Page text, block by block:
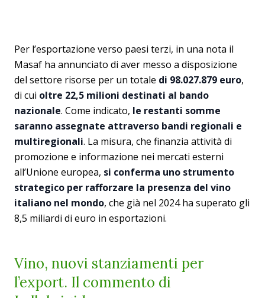
Per l’esportazione verso paesi terzi, in una nota il
Masaf ha annunciato di aver messo a disposizione
del settore risorse per un totale di 98.027.879 euro,
di cui oltre 22,5 milioni destinati al bando
nazionale. Come indicato, le restanti somme
saranno assegnate attraverso bandi regionali e
multiregionali. La misura, che finanzia attività di
promozione e informazione nei mercati esterni
all’Unione europea, si conferma uno strumento
strategico per rafforzare la presenza del vino
italiano nel mondo, che già nel 2024 ha superato gli
8,5 miliardi di euro in esportazioni.
Vino, nuovi stanziamenti per
l’export. Il commento di